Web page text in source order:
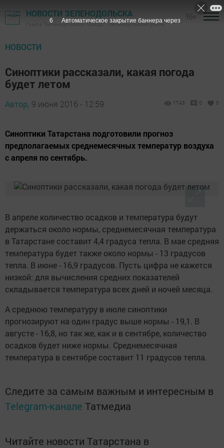
НОВОСТИ ЗЕЛЕНОДОЛЬСКА
Газета "Зеленодольская правда" - Зеленодольский район
НОВОСТИ
Синоптики рассказали, какая погода
будет летом
Автор, 9 июня 2016 - 12:59 1743 0 0
Синоптики Татарстана подготовили прогноз
предполагаемых среднемесячных температур воздуха
с апреля по сентябрь.
В апреле количество осадков и температура будут
держаться около нормы, среднемесячная температура
в Татарстане составит 4,4 градуса тепла. В мае средняя
температура будет также около нормы - 13 градусов
тепла. В июне - 16,9 градусов. Пусть цифра не кажется
низкой: для вычисления средних показателей
складывается температура всех дней и ночей месяца.
А среднюю температуру в июле синоптики
прогнозируют на один градус выше нормы - 19,1. В
августе - 16,8, но так же, как и в сентябре, количество
осадков будет ниже нормы. Среднемесячная
температура в сентябре составит 11 градусов тепла.
Следите за самым важным и интересным в
Telegram-канале Татмедиа
Читайте новости Татарстана в
5 Автоматическое закрытие баннера через